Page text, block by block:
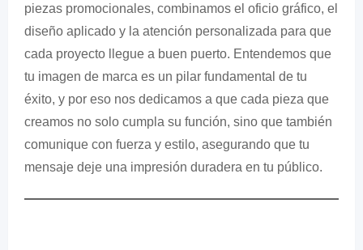
piezas promocionales, combinamos el oficio gráfico, el
diseño aplicado y la atención personalizada para que
cada proyecto llegue a buen puerto. Entendemos que
tu imagen de marca es un pilar fundamental de tu
éxito, y por eso nos dedicamos a que cada pieza que
creamos no solo cumpla su función, sino que también
comunique con fuerza y estilo, asegurando que tu
mensaje deje una impresión duradera en tu público.